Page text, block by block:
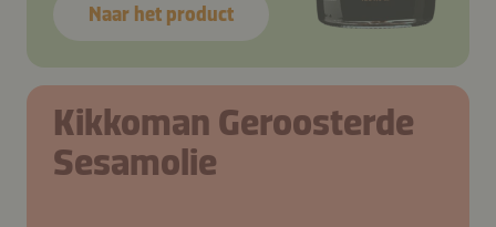
Naar het product
Kikkoman Geroosterde
Sesamolie